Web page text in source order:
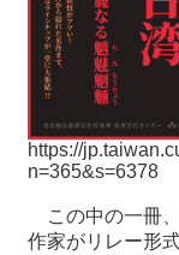
台
湾
の
https://
n=365&s=6378
この中の一冊
作家がリレー形